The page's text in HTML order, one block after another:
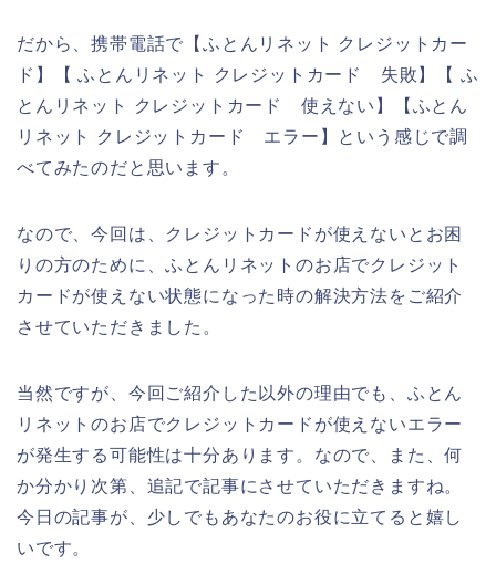
だから、携帯電話で【ふとんリネット クレジットカー
ド】【 ふとんリネット クレジットカード 失敗】【 ふ
とんリネット クレジットカード 使えない】【ふとん
リネット クレジットカード エラー】という感じで調
べてみたのだと思います。
なので、今回は、クレジットカードが使えないとお困
りの方のために、ふとんリネットのお店でクレジット
カードが使えない状態になった時の解決方法をご紹介
させていただきました。
当然ですが、今回ご紹介した以外の理由でも、ふとん
リネットのお店でクレジットカードが使えないエラー
が発生する可能性は十分あります。なので、また、何
か分かり次第、追記で記事にさせていただきますね。
今日の記事が、少しでもあなたのお役に立てると嬉し
いです。